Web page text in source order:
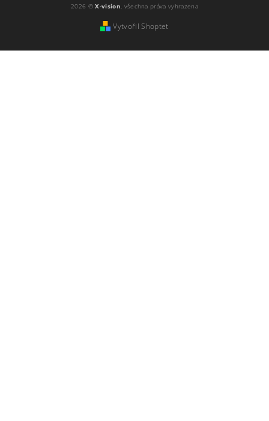
2026 ©X-vision, všechna práva vyhrazena
Vytvořil Shoptet